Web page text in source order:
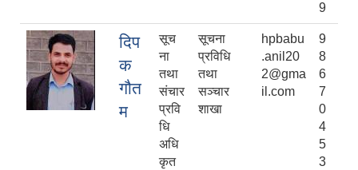
9
दिप
क
गौत
म
सूच
ना
तथा
संचार
प्रवि
धि
अधि
कृत
सूचना
प्रविधि
तथा
सञ्चार
शाखा
hpbabu
.anil20
2@gma
il.com
9
8
6
7
0
4
5
3